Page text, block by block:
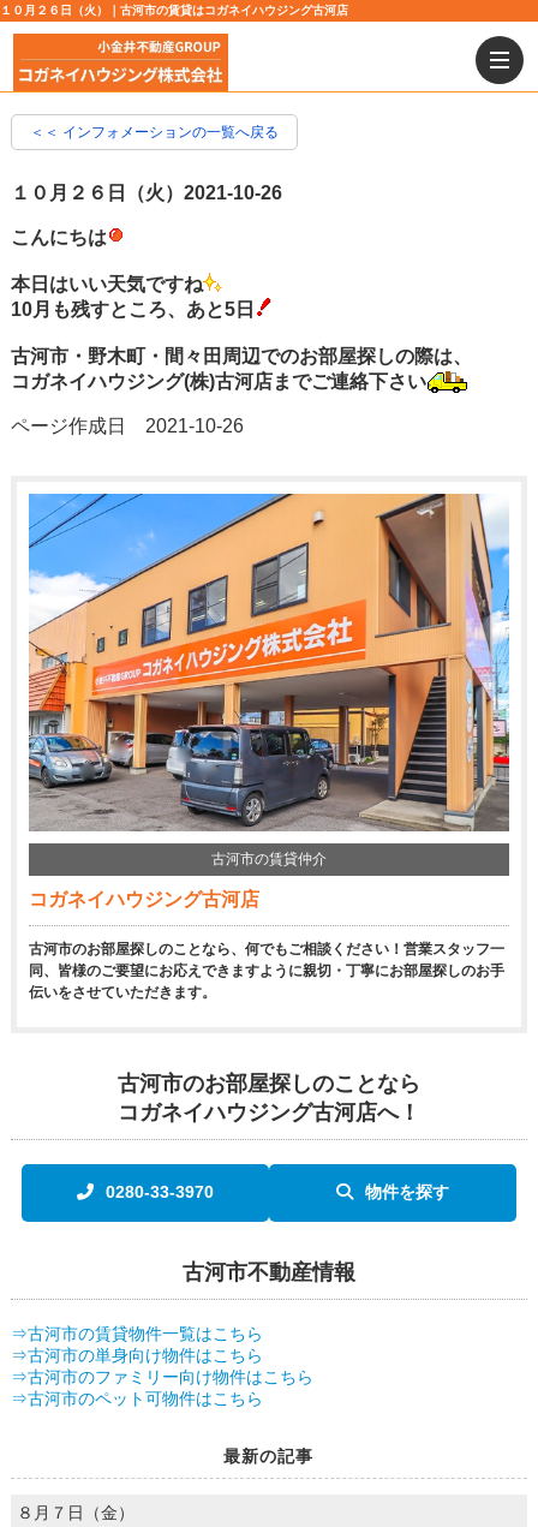
１０月２６日（火）｜古河市の賃貸はコガネイハウジング古河店
＜＜ インフォメーションの一覧へ戻る
１０月２６日（火） 2021-10-26
こんにちは
本日はいい天気ですね
10月も残すところ、あと5日
古河市・野木町・間々田周辺でのお部屋探しの際は、
コガネイハウジング(株)古河店までご連絡下さい
ページ作成日 2021-10-26
古河市の賃貸仲介
コガネイハウジング古河店
古河市のお部屋探しのことなら、何でもご相談ください！営業スタッフ一
同、皆様のご要望にお応えできますように親切・丁寧にお部屋探しのお手
伝いをさせていただきます。
古河市のお部屋探しのことなら
コガネイハウジング古河店へ！
0280-33-3970 物件を探す
古河市不動産情報
⇒古河市の賃貸物件一覧はこちら
⇒古河市の単身向け物件はこちら
⇒古河市のファミリー向け物件はこちら
⇒古河市のペット可物件はこちら
最新の記事
８月７日（金）